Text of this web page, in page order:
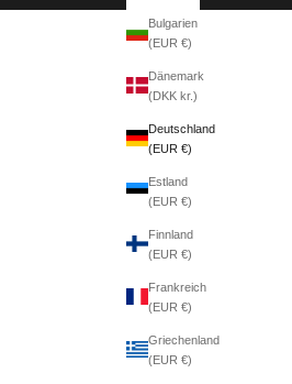
Bulgarien
(EUR €)
Dänemark
(DKK kr.)
Deutschland
(EUR €)
Estland
(EUR €)
Finnland
(EUR €)
Frankreich
(EUR €)
Griechenland
(EUR €)